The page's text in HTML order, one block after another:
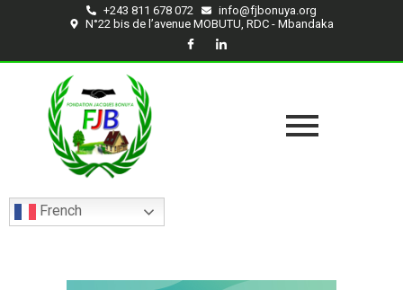
+243 811 678 072
info@fjbonuya.org
N°22 bis de l’avenue MOBUTU, RDC - Mbandaka
French